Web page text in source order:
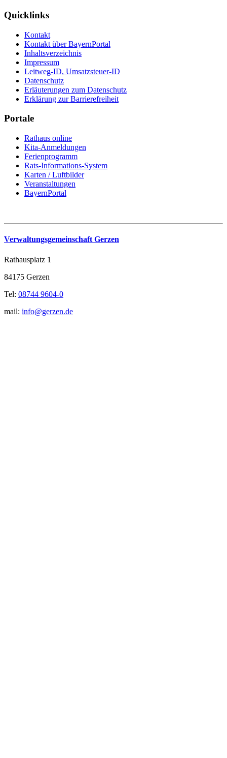
Quicklinks
Kontakt
Kontakt über BayernPortal
Inhaltsverzeichnis
Impressum
Leitweg-ID, Umsatzsteuer-ID
Datenschutz
Erläuterungen zum Datenschutz
Erklärung zur Barrierefreiheit
Portale
Rathaus online
Kita-Anmeldungen
Ferienprogramm
Rats-Informations-System
Karten / Luftbilder
Veranstaltungen
BayernPortal
Verwaltungsgemeinschaft Gerzen
Rathausplatz 1
84175 Gerzen
Tel: 08744 9604-0
mail: info@gerzen.de